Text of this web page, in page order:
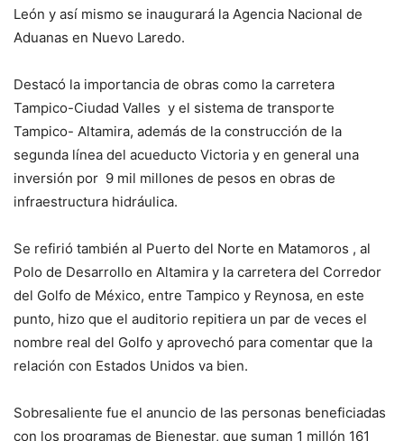
León y así mismo se inaugurará la Agencia Nacional de
Aduanas en Nuevo Laredo.
Destacó la importancia de obras como la carretera
Tampico-Ciudad Valles y el sistema de transporte
Tampico- Altamira, además de la construcción de la
segunda línea del acueducto Victoria y en general una
inversión por 9 mil millones de pesos en obras de
infraestructura hidráulica.
Se refirió también al Puerto del Norte en Matamoros , al
Polo de Desarrollo en Altamira y la carretera del Corredor
del Golfo de México, entre Tampico y Reynosa, en este
punto, hizo que el auditorio repitiera un par de veces el
nombre real del Golfo y aprovechó para comentar que la
relación con Estados Unidos va bien.
Sobresaliente fue el anuncio de las personas beneficiadas
con los programas de Bienestar, que suman 1 millón 161